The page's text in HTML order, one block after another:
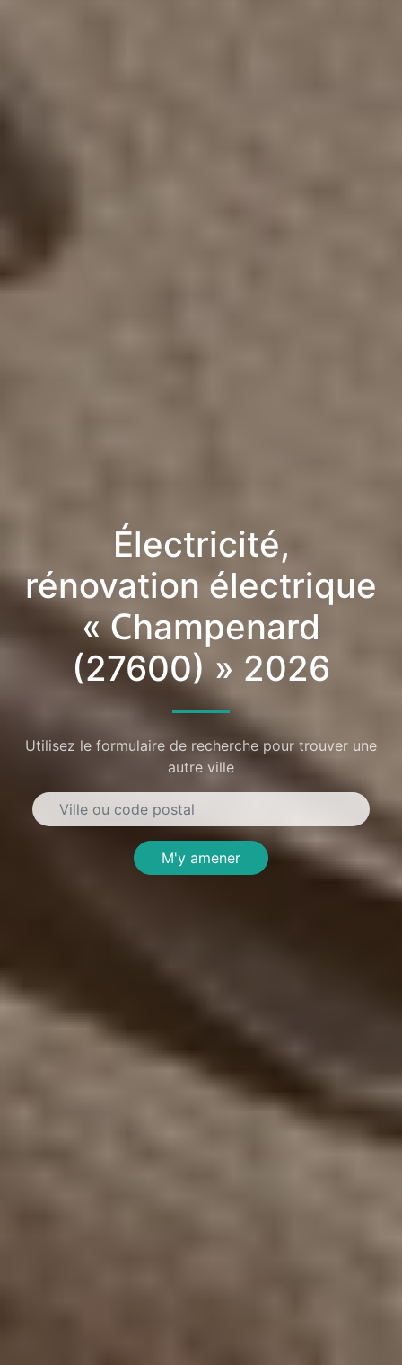
Électricité,
rénovation électrique
« Champenard
(27600) » 2026
Utilisez le formulaire de recherche pour trouver une
autre ville
M'y amener